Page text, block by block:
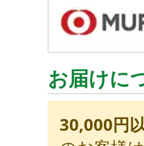
お届けに
30,000円